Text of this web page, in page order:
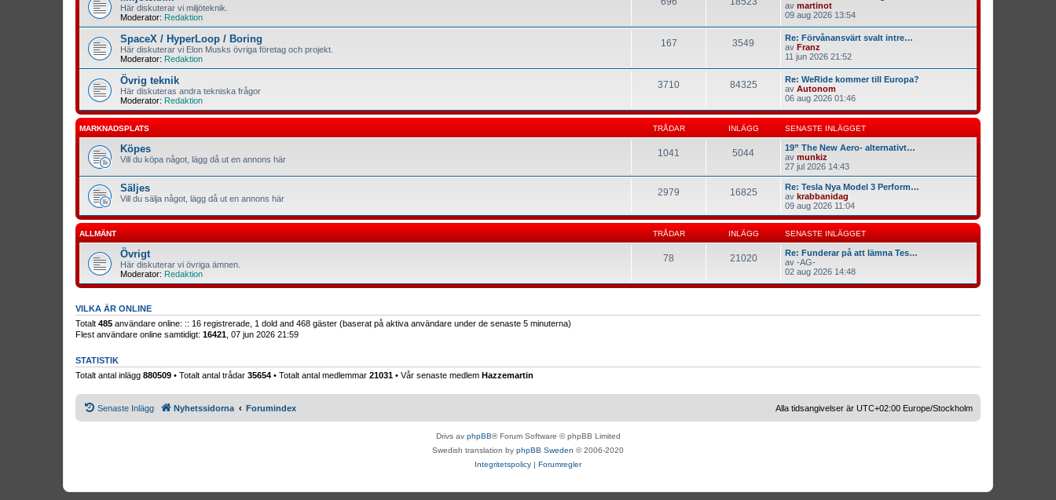
Här diskuterar vi miljöteknik.
Moderator: Redaktion
av martinot
09 aug 2026 13:54
SpaceX / HyperLoop / Boring
Här diskuterar vi Elon Musks övriga företag och projekt.
Moderator: Redaktion
167 3549
Re: Förvånansvärt svalt intre…
av Franz
11 jun 2026 21:52
Övrig teknik
Här diskuteras andra tekniska frågor
Moderator: Redaktion
3710 84325
Re: WeRide kommer till Europa?
av Autonom
06 aug 2026 01:46
MARKNADSPLATS TRÅDAR INLÄGG SENASTE INLÄGGET
Köpes
Vill du köpa något, lägg då ut en annons här
1041 5044
19” The New Aero- alternativt…
av munkiz
27 jul 2026 14:43
Säljes
Vill du sälja något, lägg då ut en annons här
2979 16825
Re: Tesla Nya Model 3 Perform…
av krabbanidag
09 aug 2026 11:04
ALLMÄNT TRÅDAR INLÄGG SENASTE INLÄGGET
Övrigt
Här diskuterar vi övriga ämnen.
Moderator: Redaktion
78 21020
Re: Funderar på att lämna Tes…
av -AG-
02 aug 2026 14:48
VILKA ÄR ONLINE
Totalt 485 användare online: :: 16 registrerade, 1 dold and 468 gäster (baserat på aktiva användare under de senaste 5 minuterna)
Flest användare online samtidigt: 16421 , 07 jun 2026 21:59
STATISTIK
Totalt antal inlägg 880509 • Totalt antal trådar 35654 • Totalt antal medlemmar 21031 • Vår senaste medlem Hazzemartin
Senaste Inlägg Nyhetssidorna Forumindex Alla tidsangivelser är UTC+02:00 Europe/Stockholm
Drivs av phpBB® Forum Software © phpBB Limited
Swedish translation by phpBB Sweden © 2006-2020
Integritetspolicy | Forumregler